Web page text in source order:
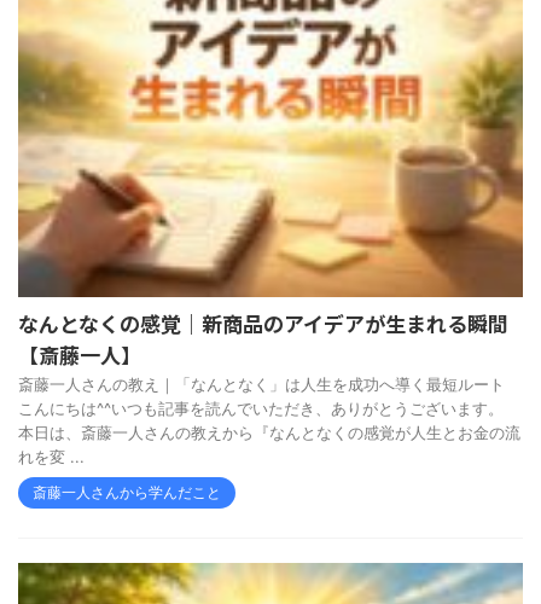
なんとなくの感覚｜新商品のアイデアが生まれる瞬間
【斎藤一人】
斎藤一人さんの教え｜「なんとなく」は人生を成功へ導く最短ルート
こんにちは^^いつも記事を読んでいただき、ありがとうございます。
本日は、斎藤一人さんの教えから『なんとなくの感覚が人生とお金の流
れを変 ...
斎藤一人さんから学んだこと